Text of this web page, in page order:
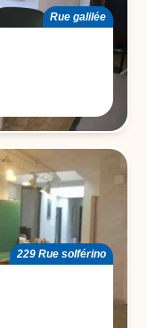
Rue galilée
229 Rue solférino